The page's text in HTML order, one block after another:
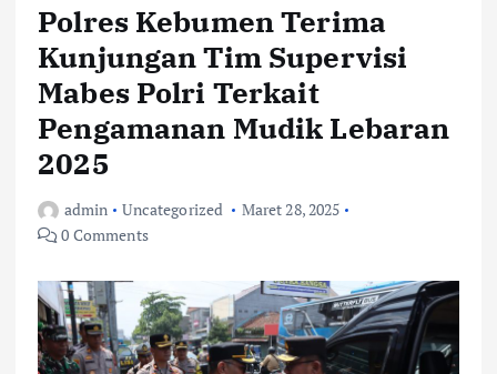
Polres Kebumen Terima
Kunjungan Tim Supervisi
Mabes Polri Terkait
Pengamanan Mudik Lebaran
2025
admin Uncategorized
Maret 28, 2025
0 Comments